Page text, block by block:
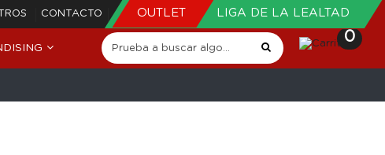
CONTACTO OUTLET LIGA DE LA LEALTAD
0